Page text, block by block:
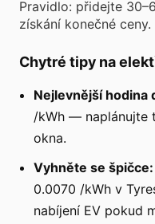
Pravidlo: přidejte
získání konečné ceny.
Chytré tipy na
Nejlevnější hodina
/kWh — naplánujte
okna.
Vyhněte se špičce:
0.0070 /kWh v
nabíjení EV pokud